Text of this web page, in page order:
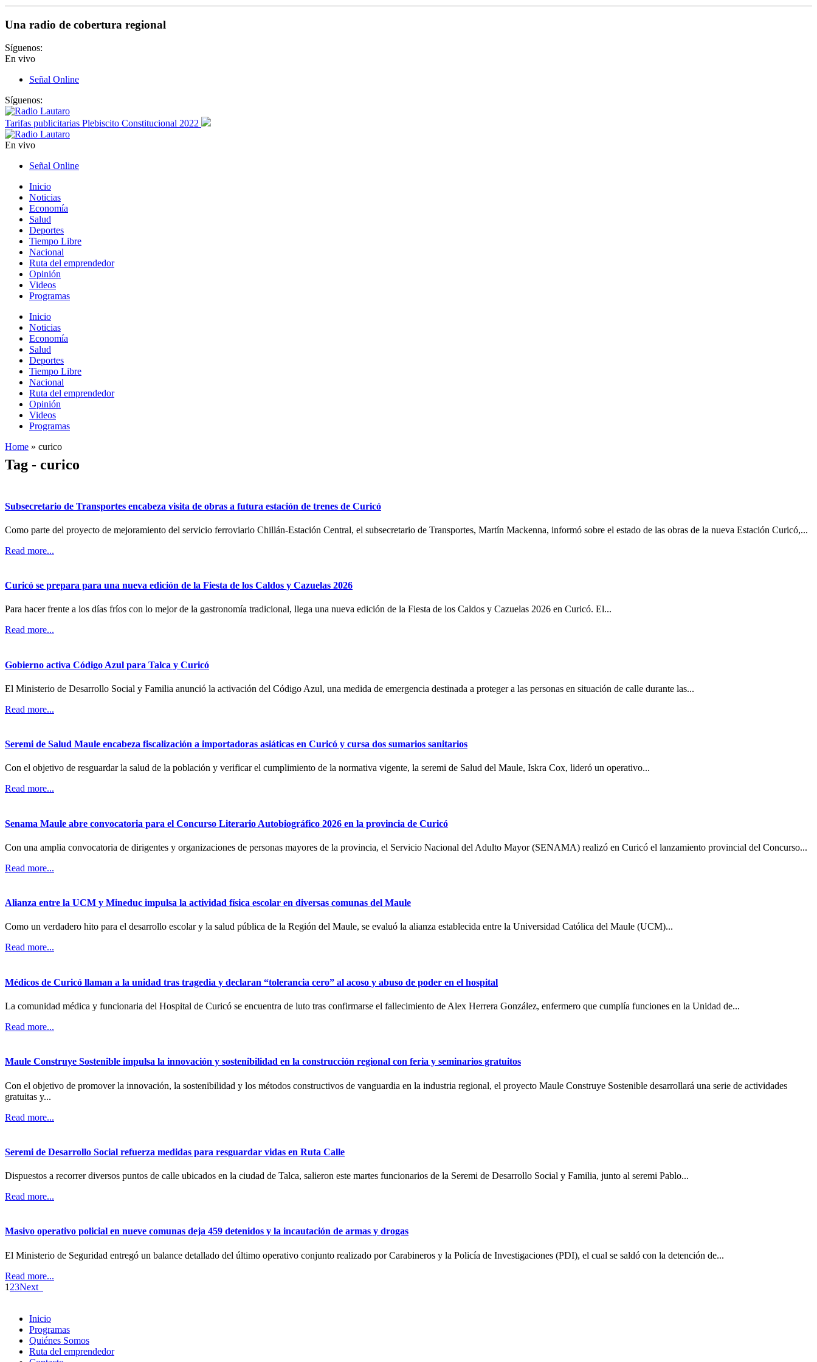
Una radio de cobertura regional
Síguenos:
En vivo
Señal Online
Síguenos:
Tarifas publicitarias Plebiscito Constitucional 2022
En vivo
Señal Online
Inicio
Noticias
Economía
Salud
Deportes
Tiempo Libre
Nacional
Ruta del emprendedor
Opinión
Videos
Programas
Inicio
Noticias
Economía
Salud
Deportes
Tiempo Libre
Nacional
Ruta del emprendedor
Opinión
Videos
Programas
Home » curico
Tag - curico
Subsecretario de Transportes encabeza visita de obras a futura estación de trenes de Curicó
Como parte del proyecto de mejoramiento del servicio ferroviario Chillán-Estación Central, el subsecretario de Transportes, Martín Mackenna, informó sobre el estado de las obras de la nueva Estación Curicó,...
Read more...
Curicó se prepara para una nueva edición de la Fiesta de los Caldos y Cazuelas 2026
Para hacer frente a los días fríos con lo mejor de la gastronomía tradicional, llega una nueva edición de la Fiesta de los Caldos y Cazuelas 2026 en Curicó. El...
Read more...
Gobierno activa Código Azul para Talca y Curicó
El Ministerio de Desarrollo Social y Familia anunció la activación del Código Azul, una medida de emergencia destinada a proteger a las personas en situación de calle durante las...
Read more...
Seremi de Salud Maule encabeza fiscalización a importadoras asiáticas en Curicó y cursa dos sumarios sanitarios
Con el objetivo de resguardar la salud de la población y verificar el cumplimiento de la normativa vigente, la seremi de Salud del Maule, Iskra Cox, lideró un operativo...
Read more...
Senama Maule abre convocatoria para el Concurso Literario Autobiográfico 2026 en la provincia de Curicó
Con una amplia convocatoria de dirigentes y organizaciones de personas mayores de la provincia, el Servicio Nacional del Adulto Mayor (SENAMA) realizó en Curicó el lanzamiento provincial del Concurso...
Read more...
Alianza entre la UCM y Mineduc impulsa la actividad física escolar en diversas comunas del Maule
Como un verdadero hito para el desarrollo escolar y la salud pública de la Región del Maule, se evaluó la alianza establecida entre la Universidad Católica del Maule (UCM)...
Read more...
Médicos de Curicó llaman a la unidad tras tragedia y declaran “tolerancia cero” al acoso y abuso de poder en el hospital
La comunidad médica y funcionaria del Hospital de Curicó se encuentra de luto tras confirmarse el fallecimiento de Alex Herrera González, enfermero que cumplía funciones en la Unidad de...
Read more...
Maule Construye Sostenible impulsa la innovación y sostenibilidad en la construcción regional con feria y seminarios gratuitos
Con el objetivo de promover la innovación, la sostenibilidad y los métodos constructivos de vanguardia en la industria regional, el proyecto Maule Construye Sostenible desarrollará una serie de actividades
gratuitas y...
Read more...
Seremi de Desarrollo Social refuerza medidas para resguardar vidas en Ruta Calle
Dispuestos a recorrer diversos puntos de calle ubicados en la ciudad de Talca, salieron este martes funcionarios de la Seremi de Desarrollo Social y Familia, junto al seremi Pablo...
Read more...
Masivo operativo policial en nueve comunas deja 459 detenidos y la incautación de armas y drogas
El Ministerio de Seguridad entregó un balance detallado del último operativo conjunto realizado por Carabineros y la Policía de Investigaciones (PDI), el cual se saldó con la detención de...
Read more...
1 23Next
Inicio
Programas
Quiénes Somos
Ruta del emprendedor